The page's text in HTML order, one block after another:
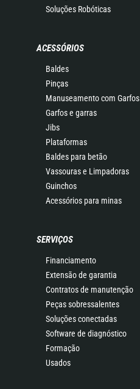
Soluções Robóticas
ACESSÓRIOS
Baldes
Pinças
Manuseamento com Garfos
Garfos e garras
Jibs
Plataformas
Baldes para betão
Vassouras e Limpadoras
Guinchos
Acessórios para minas
SERVIÇOS
Financiamento
Extensão de garantia
Contratos de manutenção
Peças sobressalentes
Soluções conectadas
Software de diagnóstico
Formação
Usados